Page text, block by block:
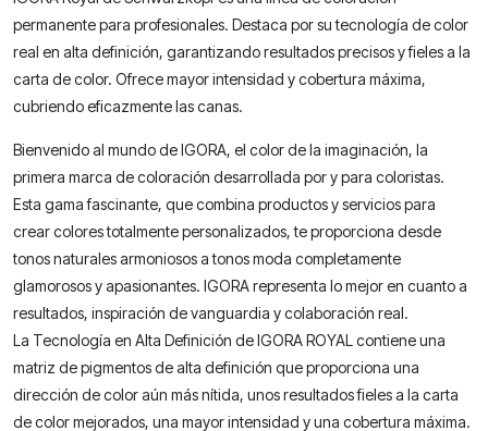
permanente para profesionales. Destaca por su tecnología de color
real en alta definición, garantizando resultados precisos y fieles a la
carta de color. Ofrece mayor intensidad y cobertura máxima,
cubriendo eficazmente las canas.
Bienvenido al mundo de IGORA, el color de la imaginación, la
primera marca de coloración desarrollada por y para coloristas.
Esta gama fascinante, que combina productos y servicios para
crear colores totalmente personalizados, te proporciona desde
tonos naturales armoniosos a tonos moda completamente
glamorosos y apasionantes. IGORA representa lo mejor en cuanto a
resultados, inspiración de vanguardia y colaboración real.
La Tecnología en Alta Definición de IGORA ROYAL contiene una
matriz de pigmentos de alta definición que proporciona una
dirección de color aún más nítida, unos resultados fieles a la carta
de color mejorados, una mayor intensidad y una cobertura máxima.